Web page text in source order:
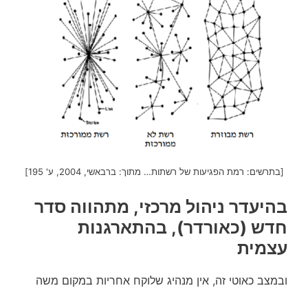
[בתרשים: רמת הפגיעות של רשתות… מתוך: ברבאשי, 2004, ע' 195]
בהיעדר ניהול מרכזי, מתהווה סדר
חדש (כאורדר), בהתארגנות
עצמית
ובמצב כאוטי זה, אין מנהיג שלוקח אחריות במקום משה